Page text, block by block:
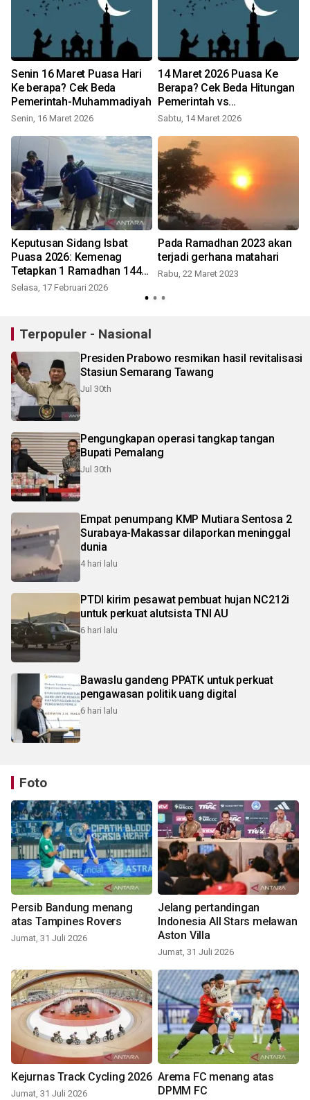
Senin 16 Maret Puasa Hari
Ke berapa? Cek Beda
Pemerintah-Muhammadiyah
Senin, 16 Maret 2026
14 Maret 2026 Puasa Ke
Berapa? Cek Beda Hitungan
Pemerintah vs
Muhammadiyah
Sabtu, 14 Maret 2026
Keputusan Sidang Isbat
Puasa 2026: Kemenag
Tetapkan 1 Ramadhan 1447
H Jatuh 19 Februari, Hilal
Selasa, 17 Februari 2026
Pada Ramadhan 2023 akan
terjadi gerhana matahari
Rabu, 22 Maret 2023
Terpopuler - Nasional
Presiden Prabowo resmikan hasil revitalisasi
Stasiun Semarang Tawang
Jul 30th
Pengungkapan operasi tangkap tangan
Bupati Pemalang
Jul 30th
Empat penumpang KMP Mutiara Sentosa 2
Surabaya-Makassar dilaporkan meninggal
dunia
4 hari lalu
PTDI kirim pesawat pembuat hujan NC212i
untuk perkuat alutsista TNI AU
6 hari lalu
Bawaslu gandeng PPATK untuk perkuat
pengawasan politik uang digital
6 hari lalu
Foto
Persib Bandung menang
atas Tampines Rovers
Jumat, 31 Juli 2026
Jelang pertandingan
Indonesia All Stars melawan
Aston Villa
Jumat, 31 Juli 2026
Kejurnas Track Cycling 2026
Jumat, 31 Juli 2026
Arema FC menang atas
DPMM FC